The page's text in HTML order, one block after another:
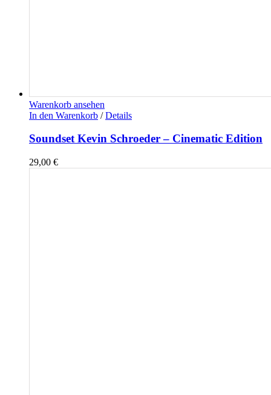
Warenkorb ansehen
In den Warenkorb / Details
Soundset Kevin Schroeder – Cinematic Edition
29,00 €